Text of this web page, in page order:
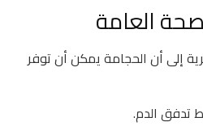
العامة
إلى أن الحجامة يمكن أن توفر
تدفق الدم.